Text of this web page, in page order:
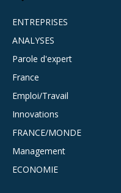
ENTREPRISES
ANALYSES
Parole d'expert
France
Emploi/Travail
Innovations
FRANCE/MONDE
Management
ECONOMIE